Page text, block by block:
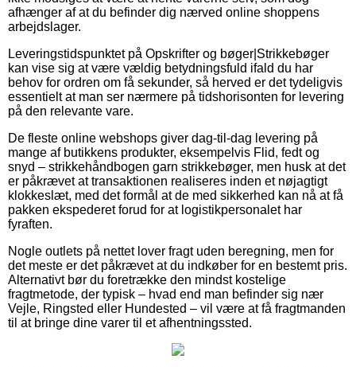
afhænger af at du befinder dig nærved online shoppens
arbejdslager.
Leveringstidspunktet på Opskrifter og bøger|Strikkebøger
kan vise sig at være vældig betydningsfuld ifald du har
behov for ordren om få sekunder, så herved er det tydeligvis
essentielt at man ser nærmere på tidshorisonten for levering
på den relevante vare.
De fleste online webshops giver dag-til-dag levering på
mange af butikkens produkter, eksempelvis Flid, fedt og
snyd – strikkehåndbogen garn strikkebøger, men husk at det
er påkrævet at transaktionen realiseres inden et nøjagtigt
klokkeslæt, med det formål at de med sikkerhed kan nå at få
pakken ekspederet forud for at logistikpersonalet har
fyraften.
Nogle outlets på nettet lover fragt uden beregning, men for
det meste er det påkrævet at du indkøber for en bestemt pris.
Alternativt bør du foretrække den mindst kostelige
fragtmetode, der typisk – hvad end man befinder sig nær
Vejle, Ringsted eller Hundested – vil være at få fragtmanden
til at bringe dine varer til et afhentningssted.